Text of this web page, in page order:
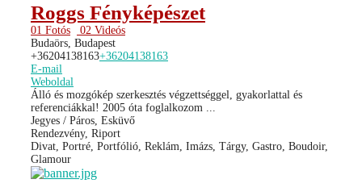
Roggs Fényképészet
01 Fotós
02 Videós
Budaörs, Budapest
+36204138163+36204138163
E-mail
Weboldal
Álló és mozgókép szerkesztés végzettséggel, gyakorlattal és
referenciákkal! 2005 óta foglalkozom ...
Jegyes / Páros, Esküvő
Rendezvény, Riport
Divat, Portré, Portfólió, Reklám, Imázs, Tárgy, Gastro, Boudoir,
Glamour